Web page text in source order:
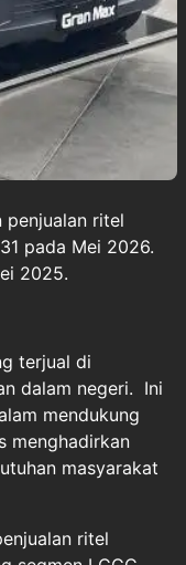
penjualan ritel
pada Mei 2026.
2025.
terjual di
dalam negeri. Ini
mendukung
menghadirkan
masyarakat
ritel